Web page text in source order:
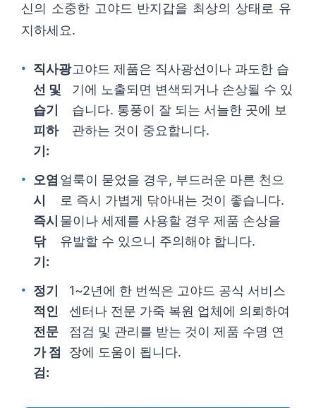
신의 소중한 고야드 반지갑을 최상의 상태로 유
지하세요.
직사광
선 및
습기
피하
기:
고야드 제품은 직사광선이나 과도한 습
기에 노출되면 변색되거나 손상될 수 있
습니다. 통풍이 잘 되는 서늘한 곳에 보
관하는 것이 중요합니다.
오염
시
즉시
닦
기:
얼룩이 묻었을 경우, 부드러운 마른 천으
로 즉시 가볍게 닦아내는 것이 좋습니다.
물이나 세제를 사용할 경우 제품 손상을
유발할 수 있으니 주의해야 합니다.
정기
적인
전문
가 점
검:
1~2년에 한 번씩은 고야드 공식 서비스
센터나 전문 가죽 복원 업체에 의뢰하여
점검 및 관리를 받는 것이 제품 수명 연
장에 도움이 됩니다.